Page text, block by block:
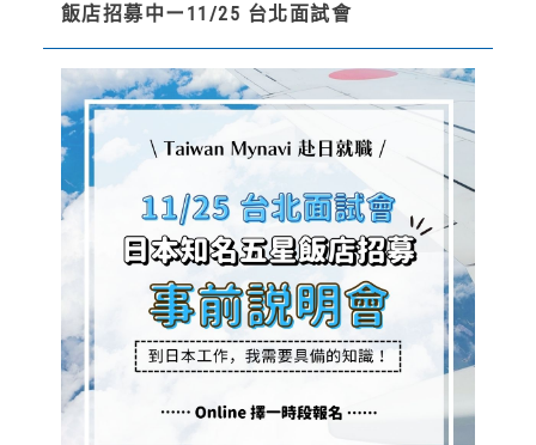
飯店招募中ー11/25 台北面試會